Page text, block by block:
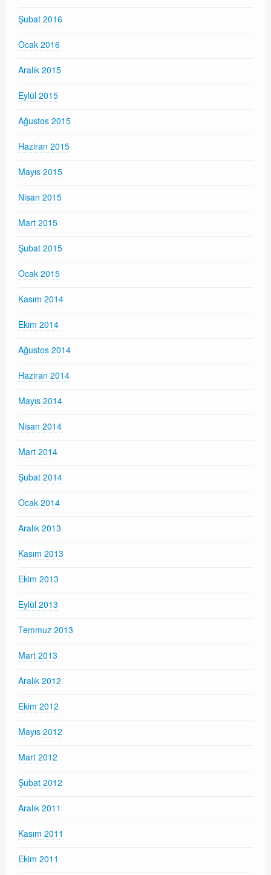
Şubat 2016
Ocak 2016
Aralık 2015
Eylül 2015
Ağustos 2015
Haziran 2015
Mayıs 2015
Nisan 2015
Mart 2015
Şubat 2015
Ocak 2015
Kasım 2014
Ekim 2014
Ağustos 2014
Haziran 2014
Mayıs 2014
Nisan 2014
Mart 2014
Şubat 2014
Ocak 2014
Aralık 2013
Kasım 2013
Ekim 2013
Eylül 2013
Temmuz 2013
Mart 2013
Aralık 2012
Ekim 2012
Mayıs 2012
Mart 2012
Şubat 2012
Aralık 2011
Kasım 2011
Ekim 2011